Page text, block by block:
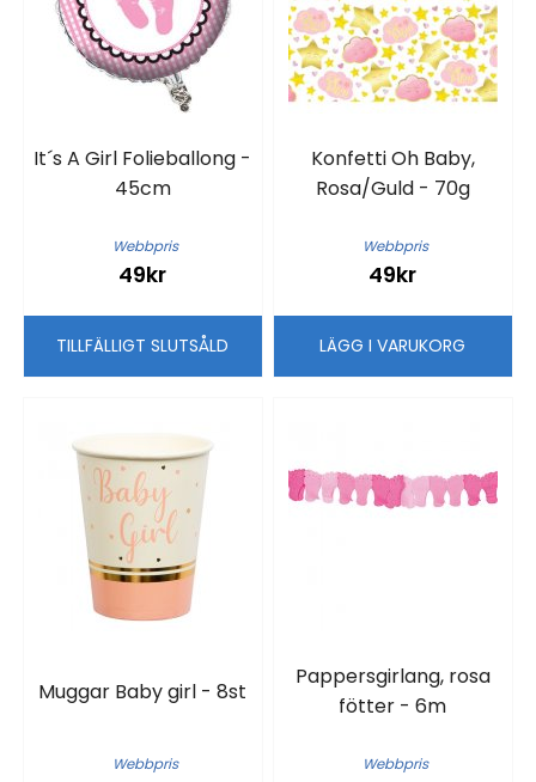
It´s A Girl Folieballong -
45cm
Webbpris
49kr
TILLFÄLLIGT SLUTSÅLD
Konfetti Oh Baby,
Rosa/Guld - 70g
Webbpris
49kr
LÄGG I VARUKORG
Muggar Baby girl - 8st
Webbpris
Pappersgirlang, rosa
fötter - 6m
Webbpris